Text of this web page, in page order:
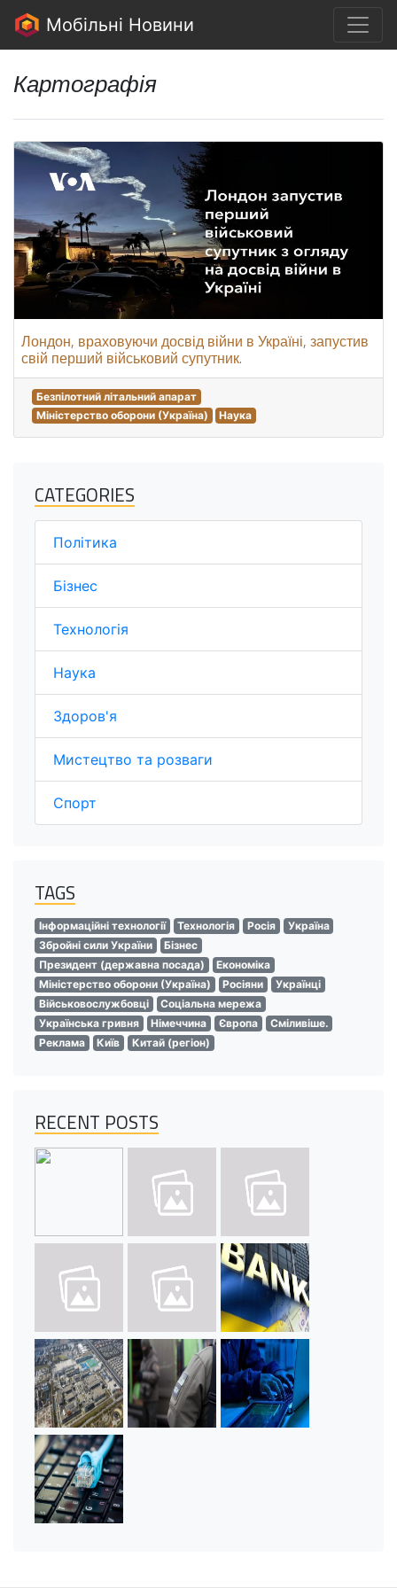
Мобільні Новини
Картографія
Лондон, враховуючи досвід війни в Україні, запустив
свій перший військовий супутник.
Безпілотний літальний апарат
Міністерство оборони (Україна)
Наука
CATEGORIES
Політика
Бізнес
Технологія
Наука
Здоров'я
Мистецтво та розваги
Спорт
TAGS
Інформаційні технології Технологія Росія
Україна
Збройні сили України
Бізнес
Президент (державна посада)
Економіка
Міністерство оборони (Україна)
Росіяни
Українці
Військовослужбовці
Соціальна мережа
Українська гривня
Німеччина Європа
Сміливіше.
Реклама
Київ Китай (регіон)
RECENT POSTS